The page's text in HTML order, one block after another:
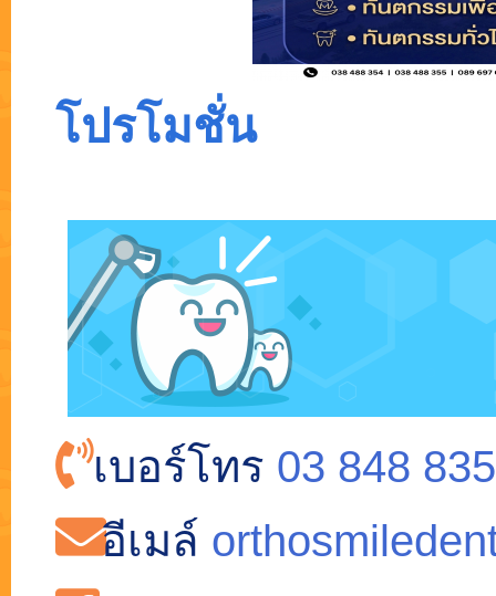
โปรโมชั่น
เบอร์โทร 03 848
อีเมล์